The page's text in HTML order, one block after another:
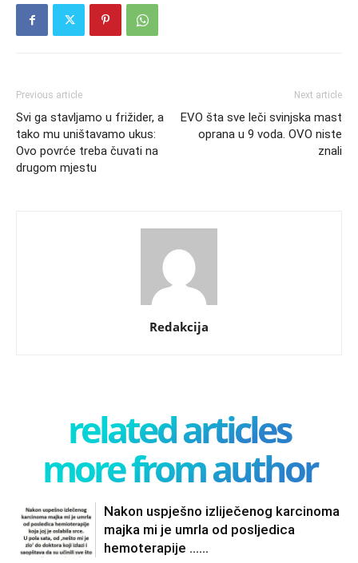
Previous article
Svi ga stavljamo u frižider, a
tako mu uništavamo ukus:
Ovo povrće treba čuvati na
drugom mjestu
Next article
EVO šta sve leči svinjska mast
oprana u 9 voda. OVO niste
znali
Redakcija
related articles
more from author
Nakon uspješno izliječenog karcinoma
majka mi je umrla od posljedica
hemoterapije ……